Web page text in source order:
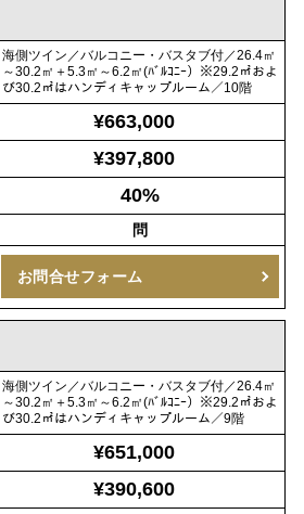
海側ツイン／バルコニー・バスタブ付／26.4㎡
～30.2㎡＋5.3㎡～6.2㎡(ﾊﾞﾙｺﾆｰ）※29.2㎡およ
び30.2㎡はハンディキャップルーム／10階
¥663,000
¥397,800
40%
問
お問合せフォーム
海側ツイン／バルコニー・バスタブ付／26.4㎡
～30.2㎡＋5.3㎡～6.2㎡(ﾊﾞﾙｺﾆｰ）※29.2㎡およ
び30.2㎡はハンディキャップルーム／9階
¥651,000
¥390,600